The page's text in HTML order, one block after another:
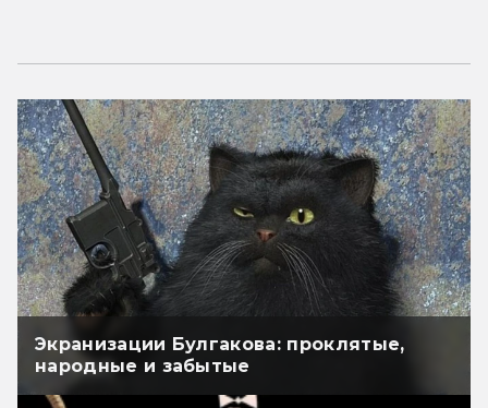
Экранизации Булгакова: проклятые,
народные и забытые